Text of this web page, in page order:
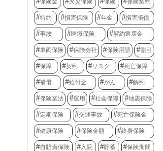
特約 損害保険 年金 損害賠償
事故 医療保険 解約返戻金
車両保険 保険会社 保険用語 割引
保障 契約 リスク 死亡保障
補償 給付金 がん 解約
保険業法 運用 社会保障 地震保険
定期保険 交通事故 死亡保険金
健康保険 保険金額 終身保険
自賠責保険 入院 貯蓄 保険期間